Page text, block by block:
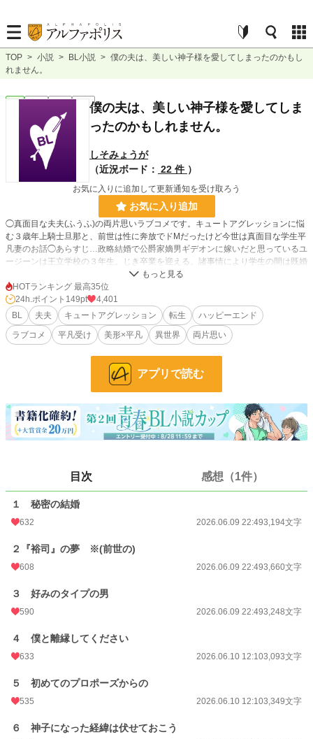
TOP > 小説 > BL小説 > 僕の夫は、美しい神子様を愛してしまったのかもし
れません。
BL 完結 短編
僕の夫は、美しい神子様を愛してしま
ったのかもしれません。
しそみょうが
（近況ボード： 22 件 ）
お気に入りに追加して更新通知を受け取ろう
お気に入り追加
◯真面目な夫夫(ふうふ)の両片思いラブコメです。キュートアグレッションに悩
む３歳年上騎士旦那と、前世は性に奔放でドМだったけど今世は真面目な学生平
凡妻のお話◯あらすじ…政略結婚で公爵家嫡男ギデオンに嫁いだと思っているユ
ージーンは王立学校の３年生。じき卒業を迎える。諸事情により学生の間は既婚
者であることは伏せており、夫のギデオンとも卒業までは白い結婚の予定だっ
た。辺境の村で見つかったばかりの神子が王都に来ると、王宮の近衛騎士であっ
た夫は自ら志願して神子の護衛騎士となる。何かと神子を優先するようになった
夫。悲しい気持ちでベッドに入った誕生日の夜、ユージーンは自分に生き写しの
『裕司』という男の夢を見る。◯エロは控えめのお話です。描写のあるページに
は※印がついています。
8,730 位 / 228,850 件
1,829 位 / 31,440 件
お気に入り 305
24h.ポイント 149 pt
更新日時 2026.06.10 12:10
週間ポイント
月間ポイント 12,721 pt (3,629 位)
年間ポイント
累計ポイント 121,093 pt (27,199 位)
HOTランキング 最高35位
24h.ポイント 149pt
4,401
BL
夫夫 キュートアグレッション 転生
ハッピーエンド
ラブコメ
平凡受け 美形×平凡 異世界 両片思い
アプリで読む
目次 感想（1件）
１ 秘密の結婚
632 2026.06.09 22:493,194文字
２『裕司』の夢 ※(前世の)
608 2026.06.09 22:493,660文字
３ 好みのタイプの男
590 2026.06.09 22:493,248文字
４ 僕と離縁してください
633 2026.06.10 12:103,093文字
５ 初めてのプロポーズからの
535 2026.06.10 12:103,349文字
６ 神子になった経緯は伏せておこう